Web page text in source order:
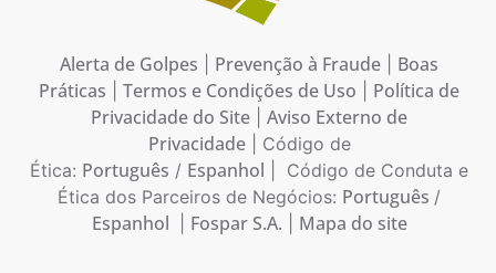
Alerta de Golpes Prevenção à Fraude
Boas
Práticas
Termos e Condições de Uso
Política de
Privacidade do Site
Aviso Externo de
Privacidade| Código de
Ética: Português / Espanhol | Código de Conduta e
Ética dos Parceiros de Negócios: Português /
Espanhol Fospar S.A. Mapa do site